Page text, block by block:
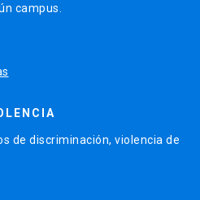
campus.
de discriminación, violencia de